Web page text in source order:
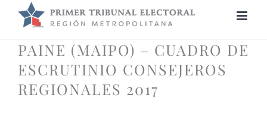
PAINE (MAIPO) – CUADRO DE
ESCRUTINIO CONSEJEROS
REGIONALES 2017